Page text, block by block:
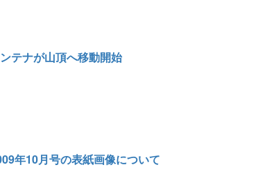
テナが山頂へ移動開始
年10月号の表紙画像について